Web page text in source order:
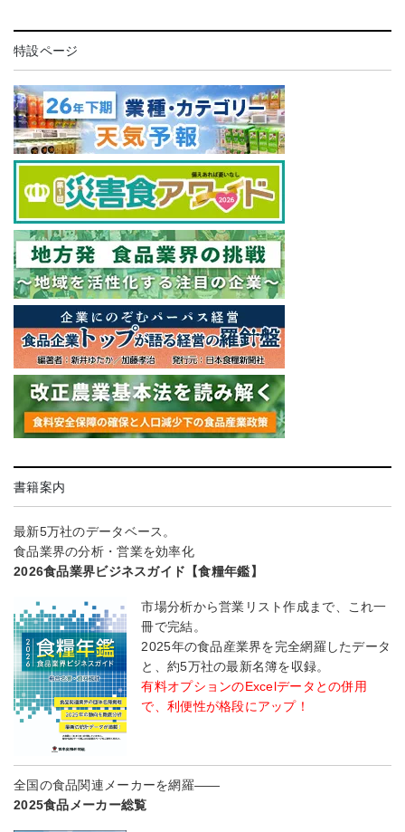
特設ページ
書籍案内
最新5万社のデータベース。
食品業界の分析・営業を効率化
2026食品業界ビジネスガイド【食糧年鑑】
市場分析から営業リスト作成まで、これ一
冊で完結。
2025年の食品産業界を完全網羅したデータ
と、約5万社の最新名簿を収録。
有料オプションのExcelデータとの併用
で、利便性が格段にアップ！
全国の食品関連メーカーを網羅――
2025食品メーカー総覧